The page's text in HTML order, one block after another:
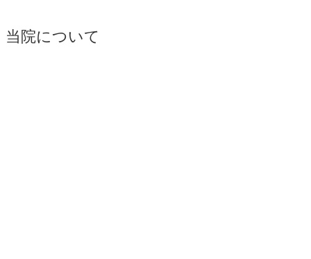
当院について